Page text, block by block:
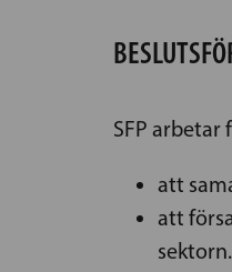
SFP arbetar
att
att
sektorn.